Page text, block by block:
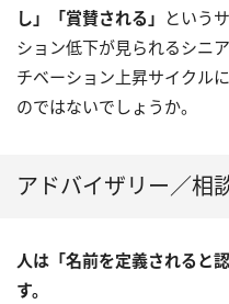
し」「賞賛される」 という
ション低下が見られるシニ
チベーション上昇サイクル
のではないでしょうか。
アドバイザリー／
人は「名前を定義されると
す。